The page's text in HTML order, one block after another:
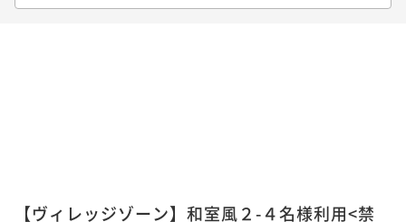
ート満喫プラン
【ヴィレッジゾーン】和室風２-４名様利用<禁